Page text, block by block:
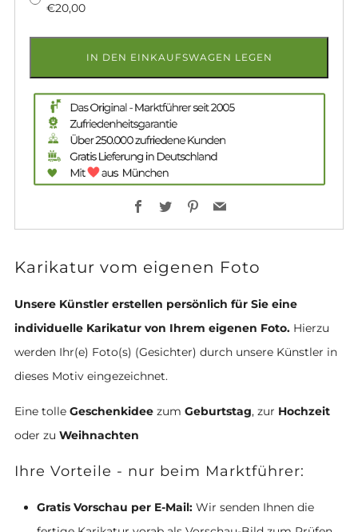
€20,00
IN DEN EINKAUFSWAGEN LEGEN
Facebook
TwitterPinterest
Karikatur vom eigenen Foto
Unsere Künstler erstellen persönlich für Sie eine
individuelle Karikatur von Ihrem eigenen Foto. Hierzu
werden Ihr(e) Foto(s) (Gesichter) durch unsere Künstler in
dieses Motiv eingezeichnet.
Eine tolle Geschenkidee zum Geburtstag, zur Hochzeit
oder zu Weihnachten
Ihre Vorteile - nur beim Marktführer:
Gratis Vorschau per E-Mail: Wir senden Ihnen die